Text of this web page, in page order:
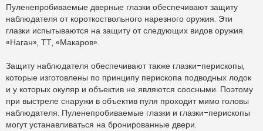
Пуленепробиваемые дверные глазки обеспечивают защиту
наблюдателя от короткоствольного нарезного оружия. Эти
глазки испытываются на защиту от следующих видов оружия:
«Наган», ТТ, «Макаров».
Защиту наблюдателя обеспечивают также глазки-перископы,
которые изготовлены по принципу перископа подводных лодок
и у которых окуляр и объектив не являются соосными. Поэтому
при выстреле снаружи в объектив пуля проходит мимо головы
наблюдателя. Пуленепробиваемые глазки и глазки-перископы
могут устанавливаться на бронированные двери.